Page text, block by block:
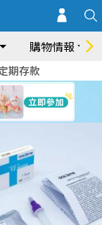
購物情報
期存款